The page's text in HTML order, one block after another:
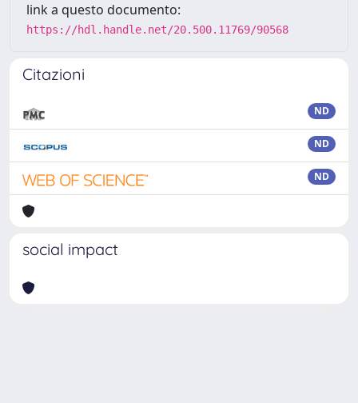
link a questo documento:
https://hdl.handle.net/20.500.11769/90568
Citazioni
ND
ND
ND
social impact